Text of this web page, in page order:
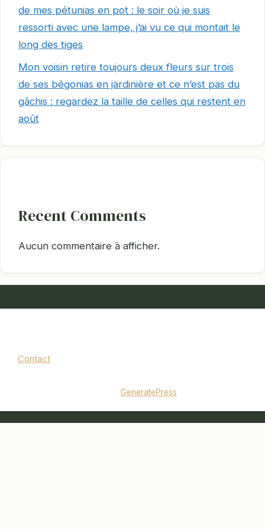
de mes pétunias en pot : le soir où je suis
ressorti avec une lampe, j’ai vu ce qui montait le
long des tiges
Mon voisin retire toujours deux fleurs sur trois
de ses bégonias en jardinière et ce n’est pas du
gâchis : regardez la taille de celles qui restent en
août
Recent Comments
Aucun commentaire à afficher.
Contact
GeneratePress